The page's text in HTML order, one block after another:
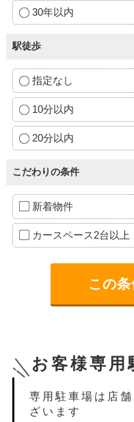
30年以内
駅徒歩
指定なし
10分以内
20分以内
こだわりの条件
新着物件
カースペース2台以上
お客様専用
専用駐車場は店舗
ざいます